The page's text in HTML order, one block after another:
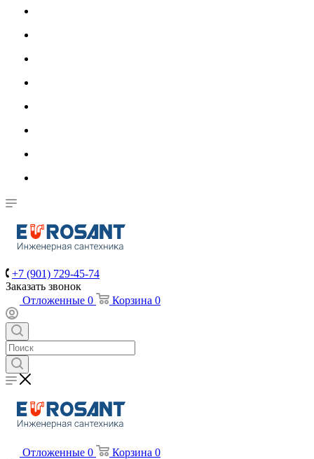
+7 (901) 729-45-74
Заказать звонок
Отложенные 0 Корзина 0
Отложенные 0 Корзина 0